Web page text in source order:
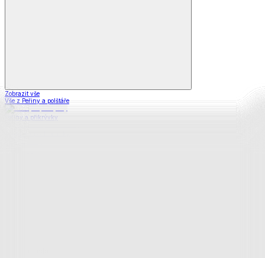
Zobrazit vše
Vše z Peřiny a polštáře
Peřiny a přikrývky